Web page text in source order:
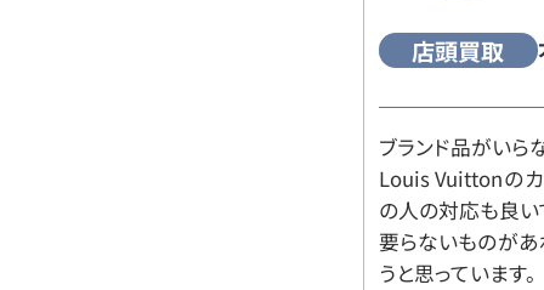
店頭買取
ブランド品がいら
Louis Vuittonの
の人の対応も良い
要らないものがあ
うと思っています。